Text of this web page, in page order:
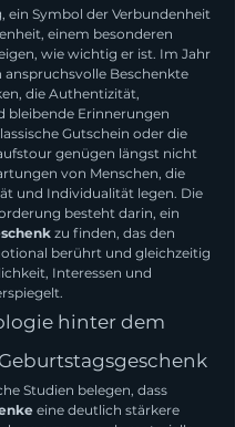
ein Symbol der Verbundenheit
einem besonderen
wie wichtig er ist. Im Jahr
anspruchsvolle Beschenkte
die Authentizität,
bleibende Erinnerungen
Gutschein oder die
genügen längst nicht
von Menschen, die
und Individualität legen. Die
besteht darin, ein
zu finden, das den
berührt und gleichzeitig
Interessen und
hinter dem
Studien belegen, dass
eine deutlich stärkere